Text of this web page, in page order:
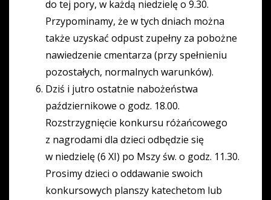
do tej pory, w każdą niedzielę o 9.30.
Przypominamy, że w tych dniach można
także uzyskać odpust zupełny za pobożne
nawiedzenie cmentarza (przy spełnieniu
pozostałych, normalnych warunków).
Dziś i jutro ostatnie nabożeństwa
październikowe o godz. 18.00.
Rozstrzygnięcie konkursu różańcowego
z nagrodami dla dzieci odbędzie się
w niedzielę (6 XI) po Mszy św. o godz. 11.30.
Prosimy dzieci o oddawanie swoich
konkursowych planszy katechetom lub